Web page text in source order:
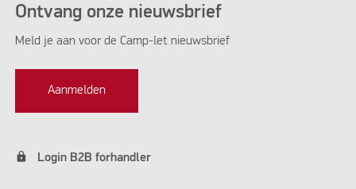
Ontvang onze nieuwsbrief
Meld je aan voor de Camp-let nieuwsbrief
Aanmelden
lock Login B2B forhandler